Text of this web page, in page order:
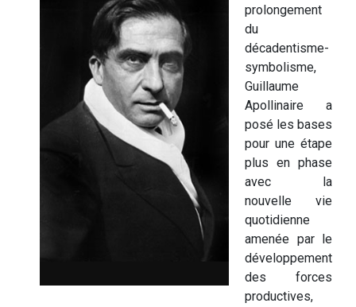
prolongement
du
décadentisme-
symbolisme,
Guillaume
Apollinaire a
posé les bases
pour une étape
plus en phase
avec la
nouvelle vie
quotidienne
amenée par le
développement
des forces
productives,